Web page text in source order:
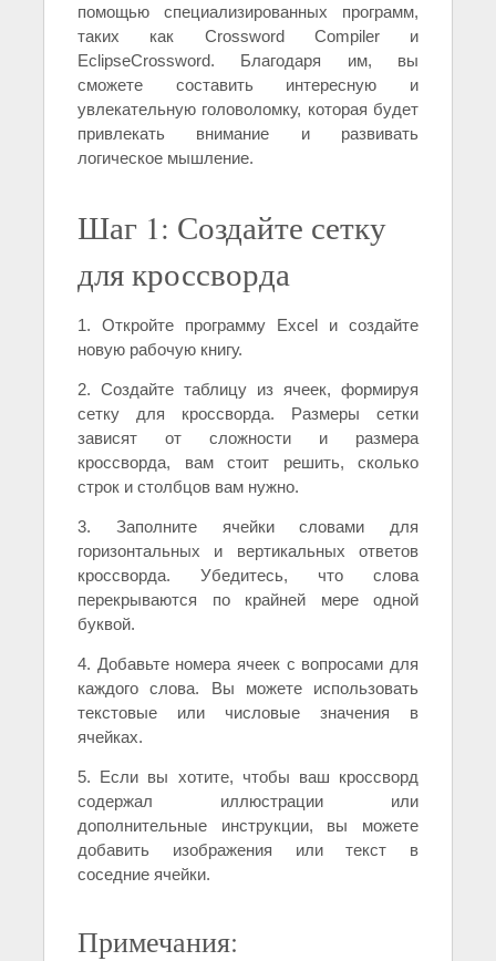
помощью специализированных программ,
таких как Crossword Compiler и
EclipseCrossword. Благодаря им, вы
сможете составить интересную и
увлекательную головоломку, которая будет
привлекать внимание и развивать
логическое мышление.
Шаг 1: Создайте сетку
для кроссворда
1. Откройте программу Excel и создайте
новую рабочую книгу.
2. Создайте таблицу из ячеек, формируя
сетку для кроссворда. Размеры сетки
зависят от сложности и размера
кроссворда, вам стоит решить, сколько
строк и столбцов вам нужно.
3. Заполните ячейки словами для
горизонтальных и вертикальных ответов
кроссворда. Убедитесь, что слова
перекрываются по крайней мере одной
буквой.
4. Добавьте номера ячеек с вопросами для
каждого слова. Вы можете использовать
текстовые или числовые значения в
ячейках.
5. Если вы хотите, чтобы ваш кроссворд
содержал иллюстрации или
дополнительные инструкции, вы можете
добавить изображения или текст в
соседние ячейки.
Примечания: